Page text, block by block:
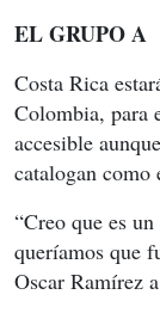
EL GRUPO A
Costa Rica
Colombia, para
accesible
catalogan como
“Creo que es
queríamos que
Oscar Ramírez